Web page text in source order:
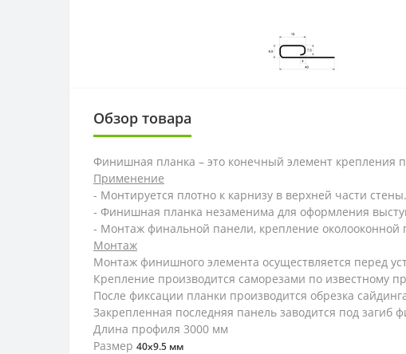
Обзор товара
Финишная планка – это конечный элемент крепления
Применение
- Монтируется плотно к карнизу в верхней части стены.
- Финишная планка незаменима для оформления
- Монтаж финальной панели, крепление околооконной
Монтаж
Монтаж финишного элемента осуществляется перед
Крепление производится саморезами по известному
После фиксации планки производится обрезка
Закрепленная последняя панель заводится под загиб
Длина профиля 3000 мм
Размер 40х9.5 мм